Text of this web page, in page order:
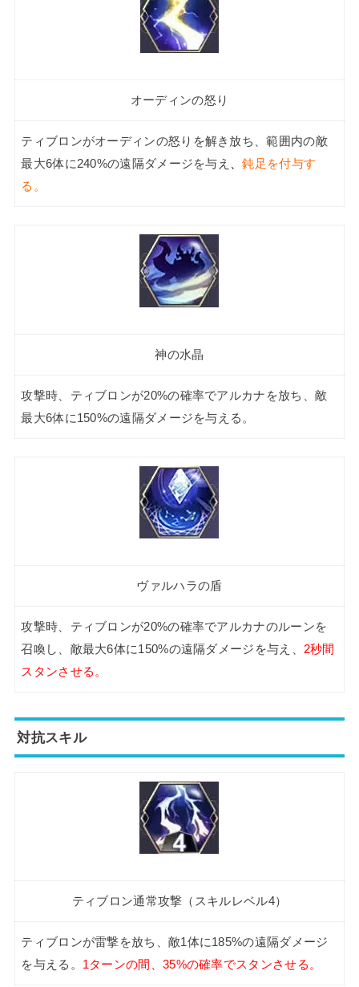
オーディンの怒り
ティブロンがオーディンの怒りを解き放ち、範囲内の敵
最大6体に240%の遠隔ダメージを与え
、鈍足を付与す
る。
神の水晶
攻撃時、ティブロンが20%の確率でアルカナを放ち、敵
最大6体に150%の遠隔ダメージを与える。
ヴァルハラの盾
攻撃時、ティブロンが20%の確率でアルカナのルーンを
召喚し、敵最大6体に150%の遠隔ダメージを与え、 2秒間
スタンさせる。
対抗スキル
ティブロン通常攻撃（スキルレベル4）
ティブロンが雷撃を放ち、敵1体に185%の遠隔ダメージ
を与える。 1ターンの間、35%の確率でスタンさせる。